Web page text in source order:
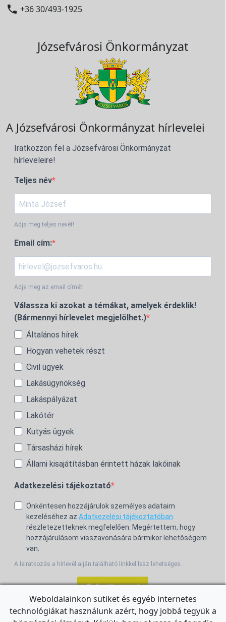
 +36 30/493-1925
Józsefvárosi Önkormányzat
A Józsefvárosi Önkormányzat hírlevelei
Iratkozzon fel a Józsefvárosi Önkormányzat
hírleveleire!
Teljes név
Adja meg teljes nevét!
Email cím:
Adja meg az email címét!
Válassza ki azokat a témákat, amelyek érdeklik!
(Bármennyi hírlevelet megjelölhet.)
Általános hírek
Hogyan vehetek részt
Civil ügyek
Lakásügynökség
Lakáspályázat
Lakótér
Kutyás ügyek
Társasházi hírek
Állami kisajátításban érintett házak lakóinak
Adatkezelési tájékoztató
Önkéntesen hozzájárulok személyes adataim
kezeléséhez az Adatkezelési tájékoztatóban
részletezetteknek megfelelően. Megértettem, hogy
hozzájárulásom visszavonására bármikor lehetőségem
van.
A leiratkozás a hírlevél alján található linkkel lesz lehetséges.
Feliratkozom!
Weboldalainkon sütiket és egyéb internetes
technológiákat használunk azért, hogy jobbá tegyük a